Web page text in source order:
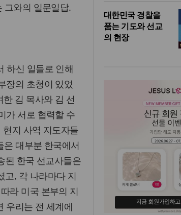
그와의 일문일답.
하신 일들로 인해
장의 초청이 있었
한 김 목사와 김 선
가 서로 협력할 수
지 사역 지도자들
대부분 한국에서
된 한국 선교사들은
고, 각 나라마다 지
라 미국 본부의 지
우리는 전 세계에
대한민국 경찰을
품는 기도와 선교
의 현장